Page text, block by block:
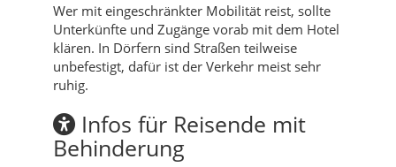
Wer mit eingeschränkter Mobilität reist, sollte
Unterkünfte und Zugänge vorab mit dem Hotel
klären. In Dörfern sind Straßen teilweise
unbefestigt, dafür ist der Verkehr meist sehr
ruhig.
Infos für Reisende mit
Behinderung